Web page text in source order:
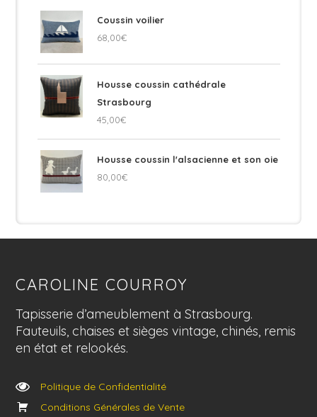
Coussin voilier
68,00€
Housse coussin cathédrale
Strasbourg
45,00€
Housse coussin l'alsacienne et son oie
80,00€
CAROLINE COURROY
Tapisserie d’ameublement à Strasbourg.
Fauteuils, chaises et sièges vintage, chinés, remis
en état et relookés.
Politique de Confidentialité
Conditions Générales de Vente